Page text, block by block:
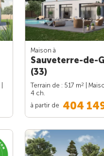
Maison à
Sauveterre-de-
(33)
Terrain de : 517 m2 |
4 ch.
à partir de 404